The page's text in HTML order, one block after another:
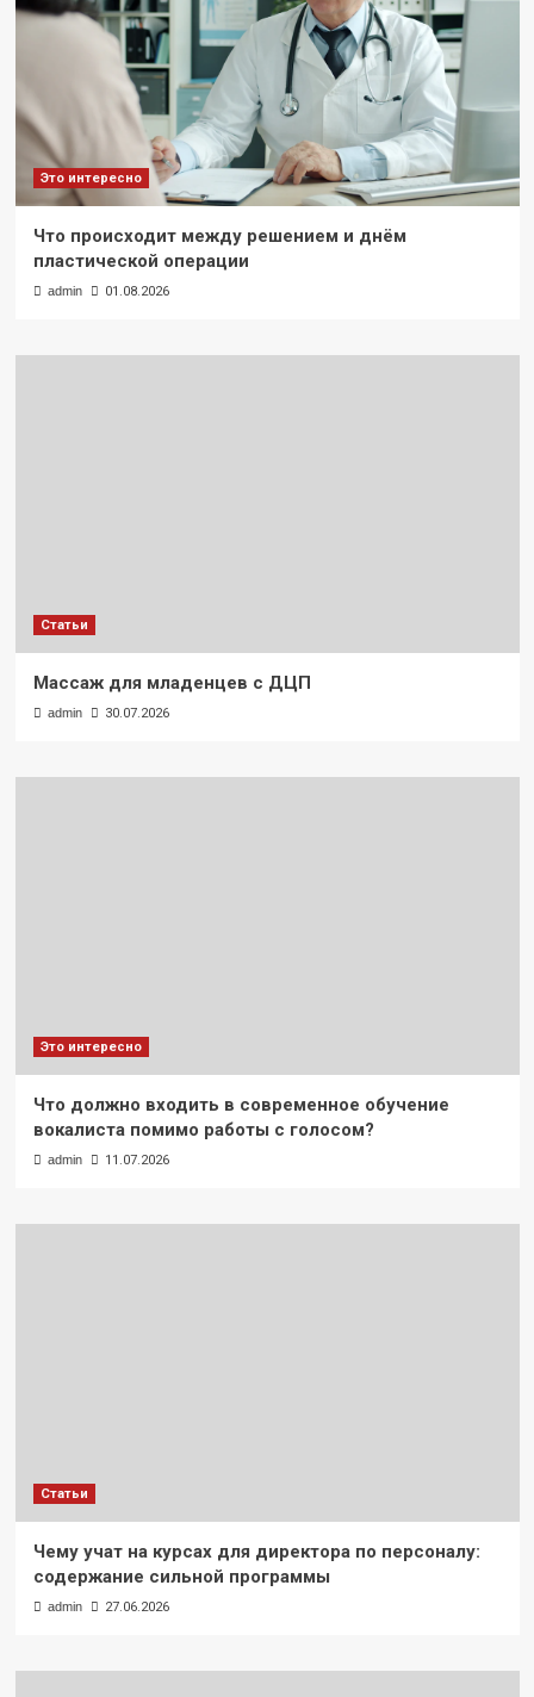
Это интересно
Что происходит между решением и днём
пластической операции
admin 01.08.2026
Статьи
Массаж для младенцев с ДЦП
admin 30.07.2026
Это интересно
Что должно входить в современное обучение
вокалиста помимо работы с голосом?
admin 11.07.2026
Статьи
Чему учат на курсах для директора по персоналу:
содержание сильной программы
admin 27.06.2026